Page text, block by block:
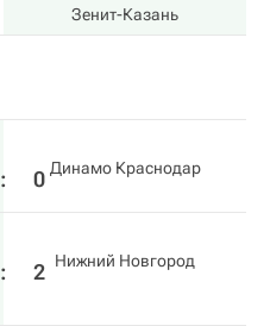
Зенит-Казань
: 0 Динамо Краснодар
: 2 Нижний Новгород